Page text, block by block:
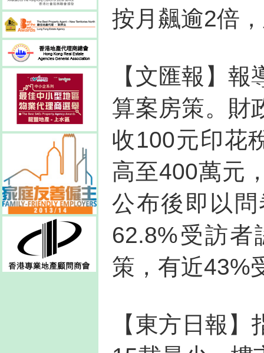
按月飆逾2倍
【文匯報】
算案房策。財
收100元印花
高至400萬元
公布後即以
62.8%受訪
策，有近43%
【東方日報